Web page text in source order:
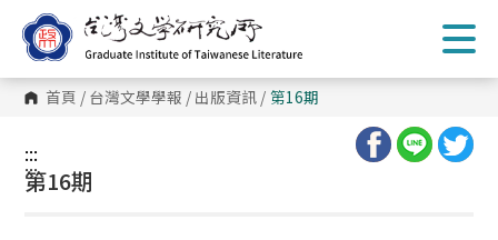
到
主
內
容 首頁 / 台灣文學學報 / 出版資訊 / 第16期
:::
:::
第16期